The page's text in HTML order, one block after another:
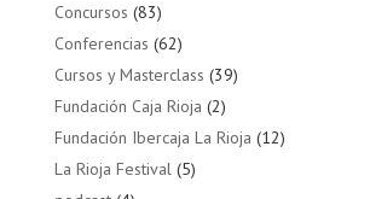
Concursos (83)
Conferencias (62)
Cursos y Masterclass (39)
Fundación Caja Rioja (2)
Fundación Ibercaja La Rioja (12)
La Rioja Festival(5)